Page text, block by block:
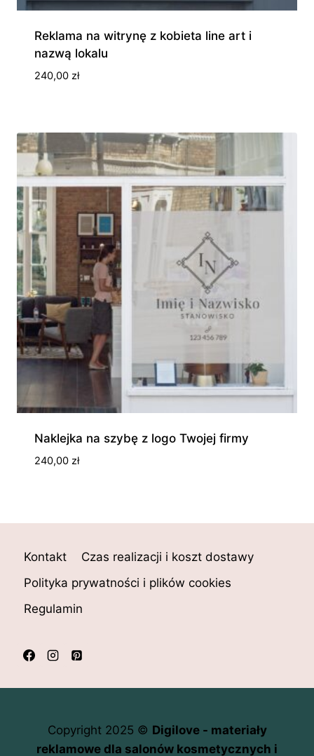
Reklama na witrynę z kobieta line art i
nazwą lokalu
240,00 zł
Naklejka na szybę z logo Twojej firmy
240,00 zł
Kontakt
Czas realizacji i koszt dostawy
Polityka prywatności i plików cookies
Regulamin
Copyright 2025 © Digilove - materiały
reklamowe dla salonów kosmetycznych i